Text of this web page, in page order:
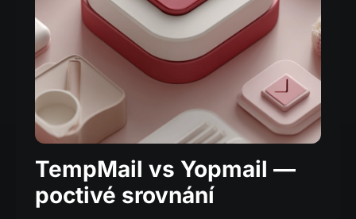
TempMail vs Yopmail —
poctivé srovnání